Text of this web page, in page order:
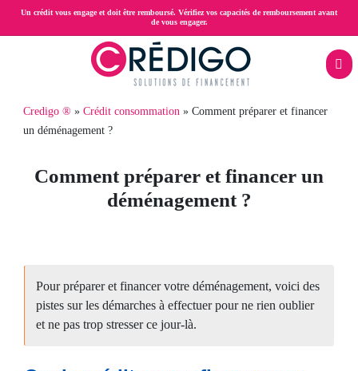
Aller
Un crédit vous engage et doit être remboursé. Vérifiez vos capacités de remboursement avant
de vous engager.
Fil
d'Ariane
Credigo ® Crédit consommation
Comment préparer et financer
un déménagement ?
Comment préparer et financer un
déménagement ?
Pour préparer et financer votre déménagement, voici des
pistes sur les démarches à effectuer pour ne rien oublier
et ne pas trop stresser ce jour-là.
Menu
Rachat
crédits
propriétaire